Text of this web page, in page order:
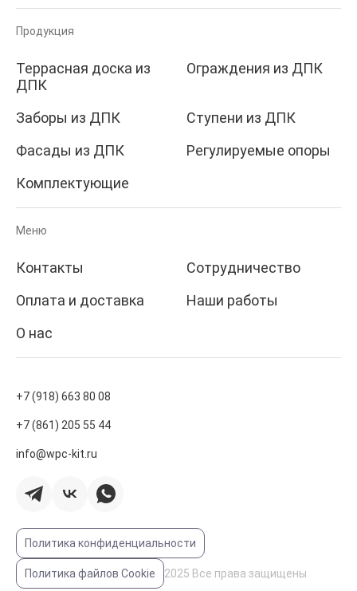
+7 (918) 663 80 08
+7 (861) 205 55 44
info@wpc-kit.ru
Продукция
Террасная доска из
ДПК
Ограждения из ДПК
Заборы из ДПК
Ступени из ДПК
Фасады из ДПК
Регулируемые опоры
Комплектующие
Меню
Контакты
Сотрудничество
Оплата и доставка
Наши работы
О нас
Политика конфиденциальности
Политика файлов Cookie 2025 Все права защищены